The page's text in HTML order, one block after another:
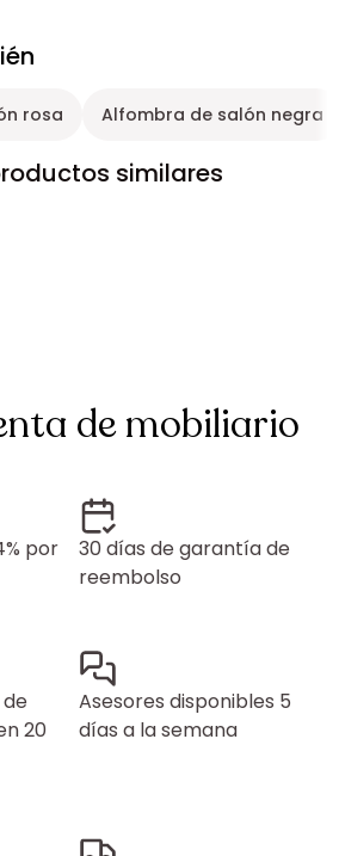
rosa Alfombra de salón negra
similares
de mobiliario
por
30 días de garantía de
reembolso
de
20
Asesores disponibles 5
días a la semana